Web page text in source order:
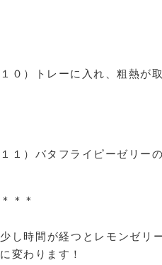
１０）トレーに入れ、粗熱が
１１）バタフライピーゼリー
＊＊＊
少し時間が経つとレモンゼリ
に変わります！